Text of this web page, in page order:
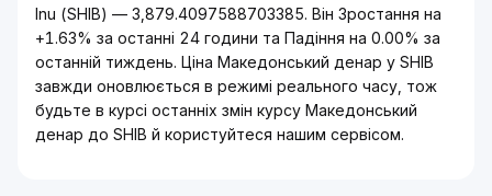
Inu (SHIB) — 3,879.4097588703385. Він Зростання на
+1.63% за останні 24 години та Падіння на 0.00% за
останній тиждень. Ціна Македонський денар у SHIB
завжди оновлюється в режимі реального часу, тож
будьте в курсі останніх змін курсу Македонський
денар до SHIB й користуйтеся нашим сервісом.